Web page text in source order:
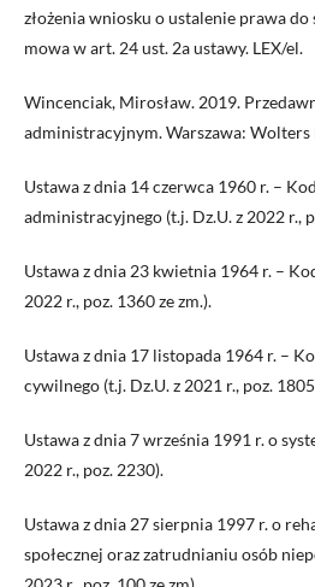
złożenia wniosku o ustalenie prawa
mowa w art. 24 ust. 2a ustawy. LEX/el.
Wincenciak, Mirosław. 2019.
administracyjnym. Warszawa: Wolters
Ustawa z dnia 14 czerwca 1960 r. –
administracyjnego (t.j. Dz.U. z 2022 r.,
Ustawa z dnia 23 kwietnia 1964 r. –
2022 r., poz. 1360 ze zm.).
Ustawa z dnia 17 listopada 1964 r. –
cywilnego (t.j. Dz.U. z 2021 r., poz. 1805
Ustawa z dnia 7 września 1991 r. o
2022 r., poz. 2230).
Ustawa z dnia 27 sierpnia 1997 r. o
społecznej oraz zatrudnianiu osób